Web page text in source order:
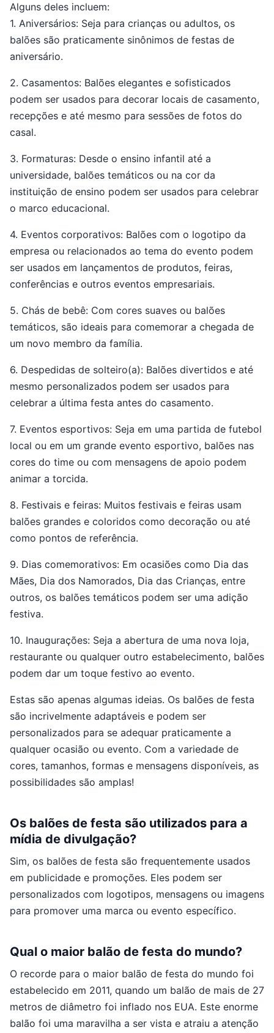
Alguns deles incluem:
1. Aniversários: Seja para crianças ou adultos, os
balões são praticamente sinônimos de festas de
aniversário.
2. Casamentos: Balões elegantes e sofisticados
podem ser usados para decorar locais de casamento,
recepções e até mesmo para sessões de fotos do
casal.
3. Formaturas: Desde o ensino infantil até a
universidade, balões temáticos ou na cor da
instituição de ensino podem ser usados para celebrar
o marco educacional.
4. Eventos corporativos: Balões com o logotipo da
empresa ou relacionados ao tema do evento podem
ser usados em lançamentos de produtos, feiras,
conferências e outros eventos empresariais.
5. Chás de bebê: Com cores suaves ou balões
temáticos, são ideais para comemorar a chegada de
um novo membro da família.
6. Despedidas de solteiro(a): Balões divertidos e até
mesmo personalizados podem ser usados para
celebrar a última festa antes do casamento.
7. Eventos esportivos: Seja em uma partida de futebol
local ou em um grande evento esportivo, balões nas
cores do time ou com mensagens de apoio podem
animar a torcida.
8. Festivais e feiras: Muitos festivais e feiras usam
balões grandes e coloridos como decoração ou até
como pontos de referência.
9. Dias comemorativos: Em ocasiões como Dia das
Mães, Dia dos Namorados, Dia das Crianças, entre
outros, os balões temáticos podem ser uma adição
festiva.
10. Inaugurações: Seja a abertura de uma nova loja,
restaurante ou qualquer outro estabelecimento, balões
podem dar um toque festivo ao evento.
Estas são apenas algumas ideias. Os balões de festa
são incrivelmente adaptáveis e podem ser
personalizados para se adequar praticamente a
qualquer ocasião ou evento. Com a variedade de
cores, tamanhos, formas e mensagens disponíveis, as
possibilidades são amplas!
Os balões de festa são utilizados para a
mídia de divulgação?
Sim, os balões de festa são frequentemente usados
em publicidade e promoções. Eles podem ser
personalizados com logotipos, mensagens ou imagens
para promover uma marca ou evento específico.
Qual o maior balão de festa do mundo?
O recorde para o maior balão de festa do mundo foi
estabelecido em 2011, quando um balão de mais de 27
metros de diâmetro foi inflado nos EUA. Este enorme
balão foi uma maravilha a ser vista e atraiu a atenção